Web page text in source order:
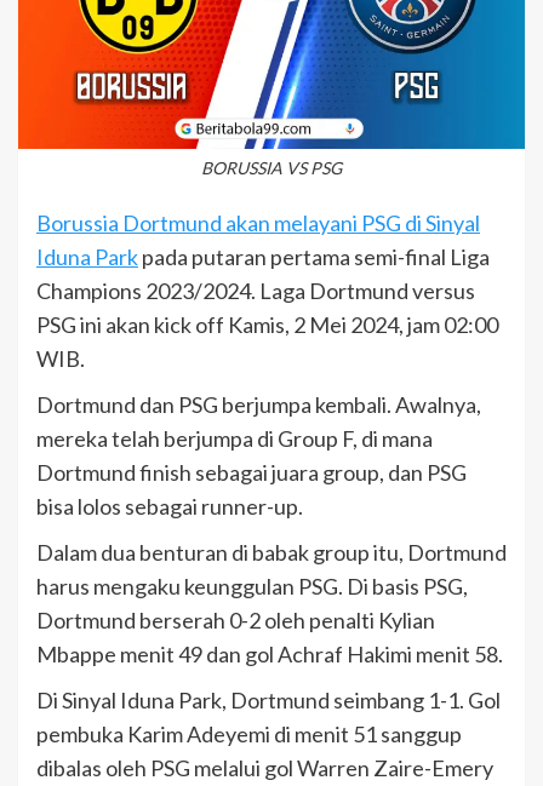
BORUSSIA VS PSG
Borussia Dortmund akan melayani PSG di Sinyal
Iduna Parkpada putaran pertama semi-final Liga
Champions 2023/2024. Laga Dortmund versus
PSG ini akan kick off Kamis, 2 Mei 2024, jam 02:00
WIB.
Dortmund dan PSG berjumpa kembali. Awalnya,
mereka telah berjumpa di Group F, di mana
Dortmund finish sebagai juara group, dan PSG
bisa lolos sebagai runner-up.
Dalam dua benturan di babak group itu, Dortmund
harus mengaku keunggulan PSG. Di basis PSG,
Dortmund berserah 0-2 oleh penalti Kylian
Mbappe menit 49 dan gol Achraf Hakimi menit 58.
Di Sinyal Iduna Park, Dortmund seimbang 1-1. Gol
pembuka Karim Adeyemi di menit 51 sanggup
dibalas oleh PSG melalui gol Warren Zaire-Emery